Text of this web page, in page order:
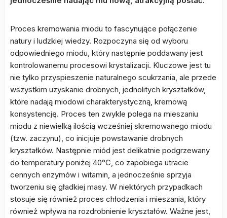
Proces kremowania miodu to fascynujące połączenie
natury i ludzkiej wiedzy. Rozpoczyna się od wyboru
odpowiedniego miodu, który następnie poddawany jest
kontrolowanemu procesowi krystalizacji. Kluczowe jest tu
nie tylko przyspieszenie naturalnego scukrzania, ale przede
wszystkim uzyskanie drobnych, jednolitych kryształków,
które nadają miodowi charakterystyczną, kremową
konsystencję. Proces ten zwykle polega na mieszaniu
miodu z niewielką ilością wcześniej skremowanego miodu
(tzw. zaczynu), co inicjuje powstawanie drobnych
kryształków. Następnie miód jest delikatnie podgrzewany
do temperatury poniżej 40°C, co zapobiega utracie
cennych enzymów i witamin, a jednocześnie sprzyja
tworzeniu się gładkiej masy. W niektórych przypadkach
stosuje się również proces chłodzenia i mieszania, który
również wpływa na rozdrobnienie kryształów. Ważne jest,